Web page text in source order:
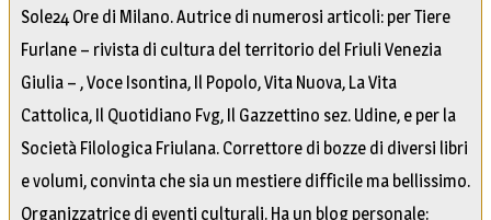
Sole24 Ore di Milano. Autrice di numerosi articoli: per Tiere
Furlane – rivista di cultura del territorio del Friuli Venezia
Giulia – , Voce Isontina, Il Popolo, Vita Nuova, La Vita
Cattolica, Il Quotidiano Fvg, Il Gazzettino sez. Udine, e per la
Società Filologica Friulana. Correttore di bozze di diversi libri
e volumi, convinta che sia un mestiere difficile ma bellissimo.
Organizzatrice di eventi culturali. Ha un blog personale: